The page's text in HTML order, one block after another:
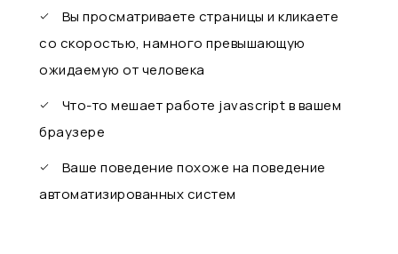
Вы просматриваете страницы и кликаете
со скоростью, намного превышающую
ожидаемую от человека
Что-то мешает работе javascript в вашем
браузере
Ваше поведение похоже на поведение
автоматизированных систем